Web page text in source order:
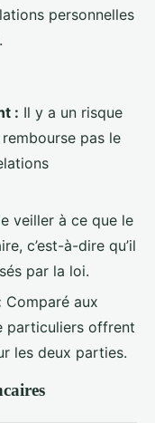
personnelles
: Il y a un risque
pas le
veiller à ce que le
c’est-à-dire qu’il
par la loi.
Comparé aux
particuliers offrent
les deux parties.